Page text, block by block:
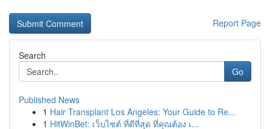
Report Page
Search
Go
Published News
1 Hair Transplant Los Angeles: Your Guide to Re...
1 HitWinBet: เว็บไซต์ ที่ดีที่สุด ที่คุณต้อง เ...